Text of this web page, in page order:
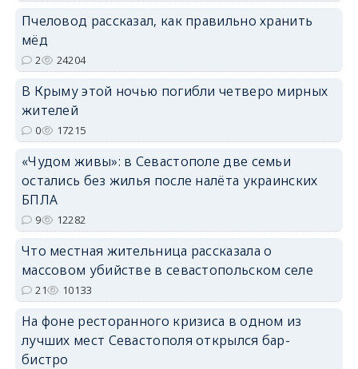
Пчеловод рассказал, как правильно хранить
мёд
2 24204
В Крыму этой ночью погибли четверо мирных
жителей
0 17215
«Чудом живы»: в Севастополе две семьи
остались без жилья после налёта украинских
БПЛА
9 12282
Что местная жительница рассказала о
массовом убийстве в севастопольском селе
21 10133
На фоне ресторанного кризиса в одном из
лучших мест Севастополя открылся бар-
бистро